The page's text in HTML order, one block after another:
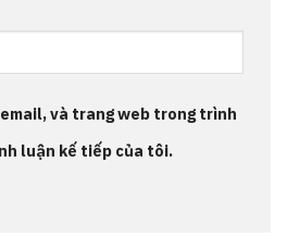
và trang web trong trình
luận kế tiếp của tôi.